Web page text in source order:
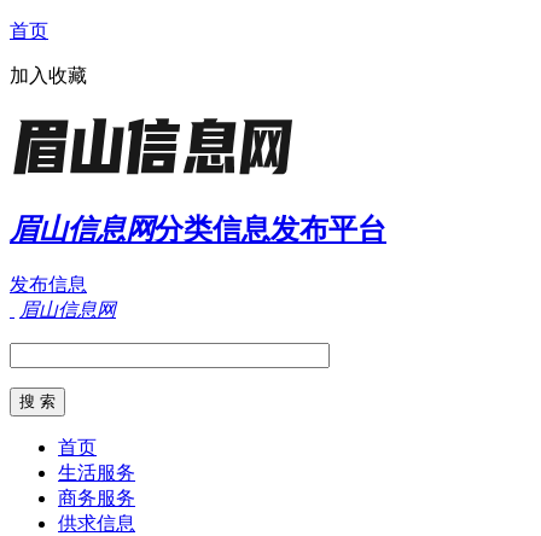
首页
加入收藏
眉山信息网分类信息发布平台
发布信息
眉山信息网
首页
生活服务
商务服务
供求信息